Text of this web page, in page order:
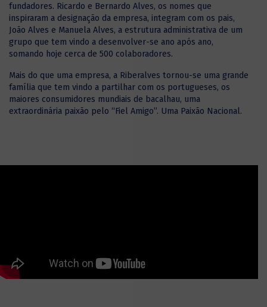
fundadores. Ricardo e Bernardo Alves, os nomes que
inspiraram a designação da empresa, integram com os pais,
João Alves e Manuela Alves, a estrutura administrativa de um
grupo que tem vindo a desenvolver-se ano após ano,
somando hoje cerca de 500 colaboradores.
Mais do que uma empresa, a Riberalves tornou-se uma grande
família que tem vindo a partilhar com os portugueses, os
maiores consumidores mundiais de bacalhau, uma
extraordinária paixão pelo “Fiel Amigo”. Uma Paixão Nacional.